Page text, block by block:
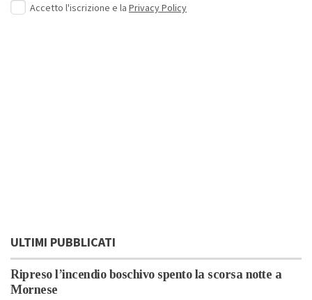
Accetto l'iscrizione e la Privacy Policy
ULTIMI PUBBLICATI
Ripreso l’incendio boschivo spento la scorsa notte a
Mornese